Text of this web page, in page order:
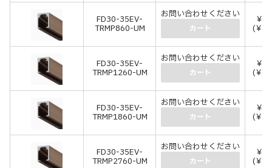
FD30-35EV-
TRMP860-UM
お問い合わせください
カート
￥
(￥
FD30-35EV-
TRMP1260-UM
お問い合わせください
カート
￥
(￥
FD30-35EV-
TRMP1860-UM
お問い合わせください
カート
￥
(￥
FD30-35EV-
TRMP2760-UM
お問い合わせください
カート
￥
(￥